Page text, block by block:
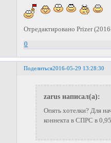
Отредактировано Prizer
0
Поделиться2016-05-29 13:28:30
zarus написал(а):
Опять хотелки? Для
коннекта в СПРС в